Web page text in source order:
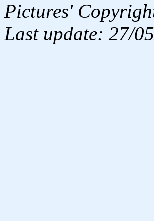
Pictures'
Last update: 27/